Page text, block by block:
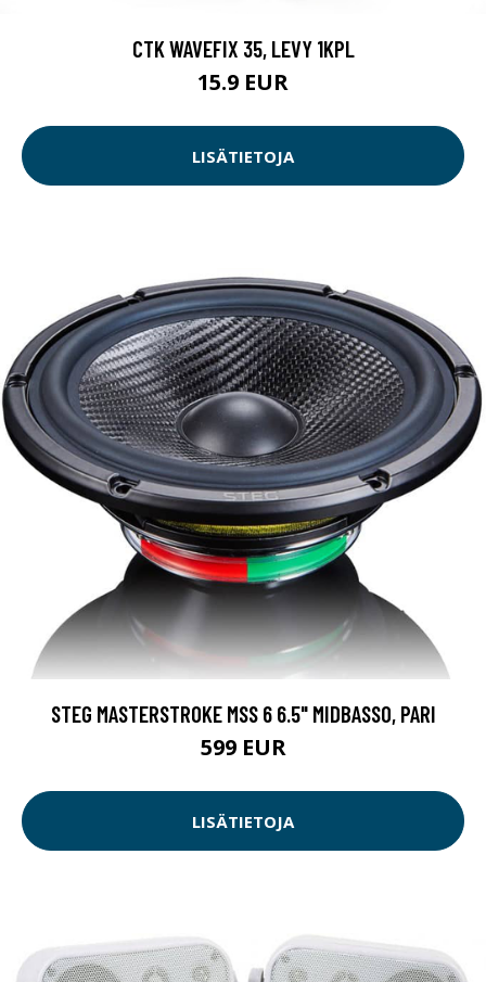
CTK WAVEFIX 35, LEVY 1KPL
15.9 EUR
LISÄTIETOJA
STEG MASTERSTROKE MSS 6 6.5" MIDBASSO, PARI
599 EUR
LISÄTIETOJA